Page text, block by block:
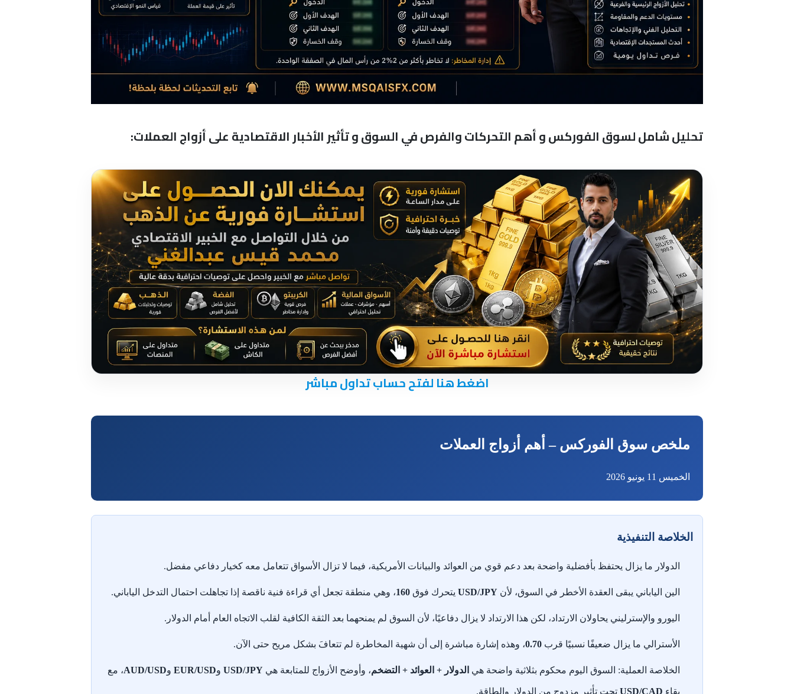
تحليل شامل لسوق الفوركس و أهم التحركات والفرص في السوق و تأثير الأخبار الاقتصادية على أزواج العملات:
اضغط هنا لفتح حساب تداول مباشر
ملخص سوق الفوركس – أهم أزواج العملات
الخميس 11 يونيو 2026
الخلاصة التنفيذية
الدولار ما يزال يحتفظ بأفضلية واضحة بعد دعم قوي من العوائد والبيانات الأمريكية، فيما لا تزال الأسواق تتعامل معه كخيار دفاعي مفضل.
الين الياباني يبقى العقدة الأخطر في السوق، لأن USD/JPYيتحرك فوق 160، وهي منطقة تجعل أي قراءة فنية ناقصة إذا تجاهلت احتمال التدخل الياباني.
اليورو والإسترليني يحاولان الارتداد، لكن هذا الارتداد لا يزال دفاعيًا، لأن السوق لم يمنحهما بعد الثقة الكافية لقلب الاتجاه العام أمام الدولار.
الأسترالي ما يزال ضعيفًا نسبيًا قرب 0.70، وهذه إشارة مباشرة إلى أن شهية المخاطرة لم تتعافَ بشكل مريح حتى الآن.
الخلاصة العملية: السوق اليوم محكوم بثلاثية واضحة هي الدولار + العوائد + التضخم، وأوضح الأزواج للمتابعة هي USD/JPYوEUR/USDوAUD/USD، مع
بقاء USD/CADتحت تأثير مزدوج من الدولار والطاقة.